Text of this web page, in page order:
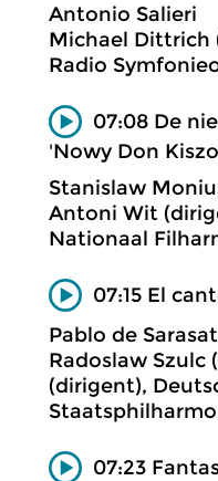
Antonio Salieri
Michael Dittrich
Radio
07:08 De
'Nowy Don
Stanislaw
Antoni Wit
Nationaal
07:15 El
Pablo de
Radoslaw Szulc
(dirigent),
07:23